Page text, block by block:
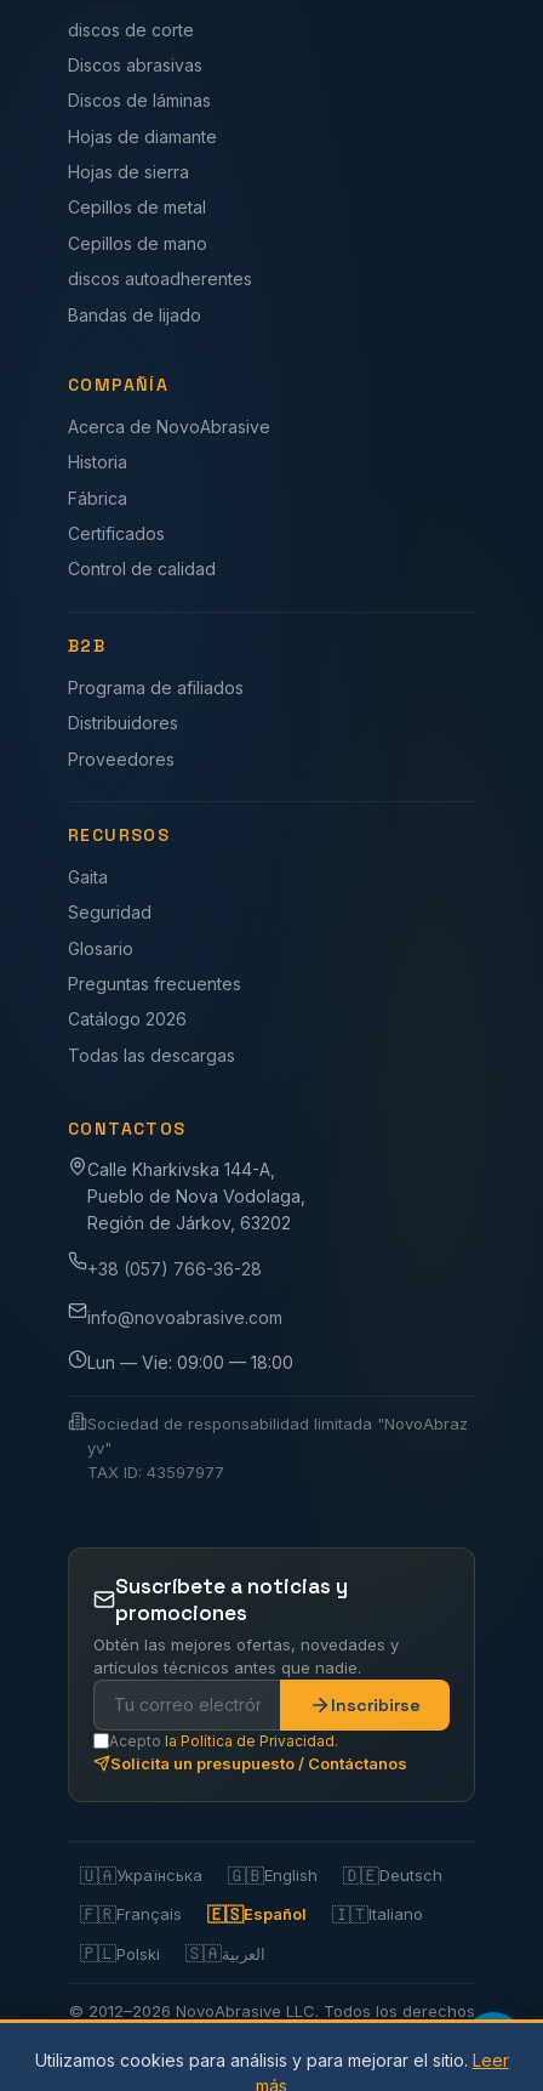
discos de corte
Discos abrasivas
Discos de láminas
Hojas de diamante
Hojas de sierra
Cepillos de metal
Cepillos de mano
discos autoadherentes
Bandas de lijado
COMPAÑÍA
Acerca de NovoAbrasive
Historia
Fábrica
Certificados
Control de calidad
B2B
Programa de afiliados
Distribuidores
Proveedores
RECURSOS
Gaita
Seguridad
Glosario
Preguntas frecuentes
Catálogo 2026
Todas las descargas
CONTACTOS
Calle Kharkivska 144-A,
Pueblo de Nova Vodolaga,
Región de Járkov, 63202
+38 (057) 766-36-28
info@novoabrasive.com
Lun — Vie: 09:00 — 18:00
Sociedad de responsabilidad limitada "NovoAbraz
yv"
TAX ID: 43597977
Suscríbete a noticias y
promociones
Obtén las mejores ofertas, novedades y
artículos técnicos antes que nadie.
Inscribirse
Acepto la Política de Privacidad.
Solicita un presupuesto / Contáctanos
🇺🇦Українська 🇬🇧English 🇩🇪Deutsch
🇫🇷Français 🇪🇸Español 🇮🇹Italiano
🇵🇱Polski 🇸🇦العربية
© 2012–2026 NovoAbrasive LLC. Todos los derechos
Política de privacidad |Políticade cookies |
Utilizamos cookies para análisis y para mejorar el sitio. Leer
más